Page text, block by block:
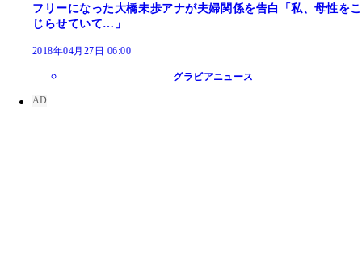
フリーになった大橋未歩アナが夫婦関係を告白「私、母性をこ
じらせていて…」
2018年04月27日 06:00
グラビアニュース